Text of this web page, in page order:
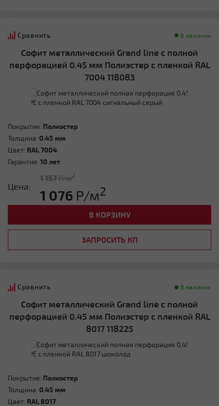
Сравнить В наличии
Софит металлический Grand line с полной
перфорацией 0.45 мм Полиэстер с пленкой RAL
7004 118083
Покрытие: Полиэстер
Толщина: 0.45 мм
Цвет: RAL 7004
Гарантия: 10 лет
Цена:
1 157Р/м2
1 076 Р/м2
В КОРЗИНУ
ЗАПРОСИТЬ КП
Сравнить В наличии
Софит металлический Grand line с полной
перфорацией 0.45 мм Полиэстер с пленкой RAL
8017 118225
Покрытие: Полиэстер
Толщина: 0.45 мм
Цвет: RAL 8017